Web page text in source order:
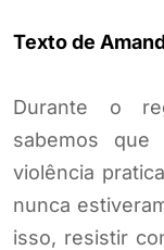
Texto de
Durante o
sabemos
violência
nunca
isso, resistir